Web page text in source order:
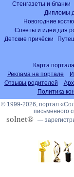
Стенгазеты и бланки
Дипломы
Новогодние
Советы и идеи для
Детские причёски
Карта
Реклама на портале
Отзывы родителей
Политика
© 1999-2026, портал
письменного
solnet® —